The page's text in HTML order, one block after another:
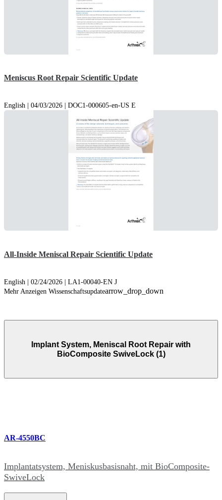
Meniscus Root Repair Scientific Update
English | 04/03/2026 | DOC1-000605-en-US E
All-Inside Meniscal Repair Scientific Update
English | 02/24/2026 | LA1-00040-EN J
Mehr Anzeigen Wissenschaftsupdatearrow_drop_down
Implant System, Meniscal Root Repair with
BioComposite SwiveLock (1)
AR-4550BC
Implantatsystem, Meniskusbasisnaht, mit BioComposite-
SwiveLock